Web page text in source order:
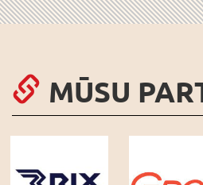
MŪSU